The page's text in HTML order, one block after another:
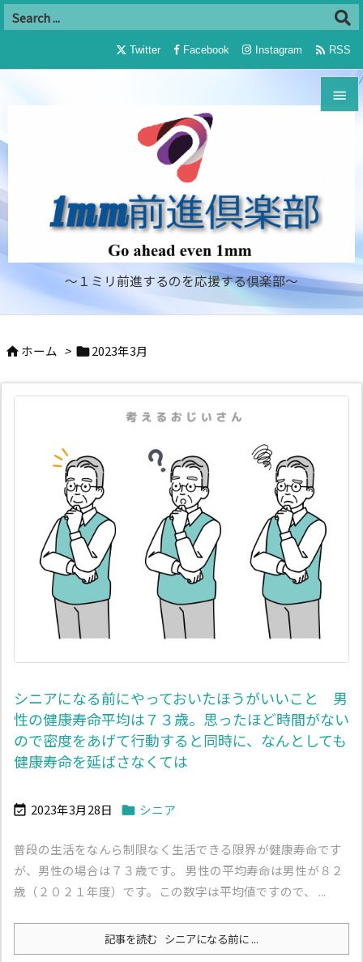
～１ミリ前進するのを応援する倶楽部～


次へ

Twitter Facebook Instagram  RSS
 ホーム > 2023年3月
シニアになる前にやっておいたほうがいいこと 男
性の健康寿命平均は７３歳。思ったほど時間がない
ので密度をあげて行動すると同時に、なんとしても
健康寿命を延ばさなくては
 2023年3月28日  シニア
普段の生活をなんら制限なく生活できる限界が健康寿命です
が、男性の場合は７３歳です。 男性の平均寿命は男性が８２
歳（２０２１年度）です。この数字は平均値ですので、 ...
記事を読む シニアになる前に ...